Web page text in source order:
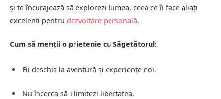
și te încurajează să explorezi lumea, ceea ce îi face aliați
excelenți pentru dezvoltare personală.
Cum să menții o prietenie cu Săgetătorul:
Fii deschis la aventură și experiențe noi.
Nu încerca să-i limitezi libertatea.